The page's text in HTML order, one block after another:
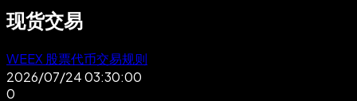
现货交易
WEEX 股票代币交易规则
2026/07/24 03:30:00
0